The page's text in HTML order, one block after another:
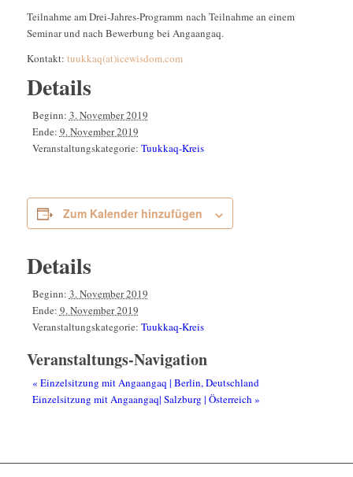
Teilnahme am Drei-Jahres-Programm nach Teilnahme an einem
Seminar und nach Bewerbung bei Angaangaq.
Kontakt: tuukkaq(at)icewisdom.com
Details
Beginn: 3. November 2019
Ende: 9. November 2019
Veranstaltungskategorie: Tuukkaq-Kreis
Zum Kalender hinzufügen
Details
Beginn: 3. November 2019
Ende: 9. November 2019
Veranstaltungskategorie: Tuukkaq-Kreis
Veranstaltungs-Navigation
« Einzelsitzung mit Angaangaq | Berlin, Deutschland
Einzelsitzung mit Angaangaq| Salzburg | Österreich »